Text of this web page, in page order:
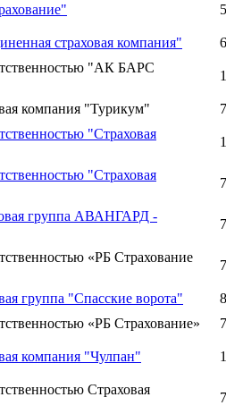
страховая компания"
"АК БАРС
компания "Турикум"
"Страховая
"Страховая
группа АВАНГАРД -
«РБ Страхование
группа "Спасские ворота"
«РБ Страхование»
компания "Чулпан"
Страховая